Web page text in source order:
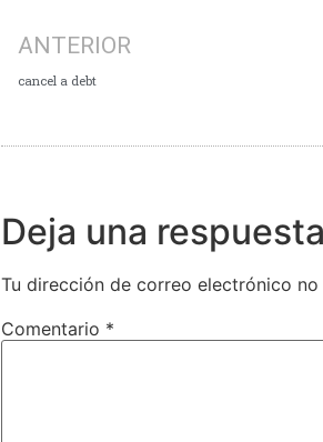
ANTERIOR
cancel a debt
Deja una respuesta
Tu dirección de correo electrónico no
Comentario *